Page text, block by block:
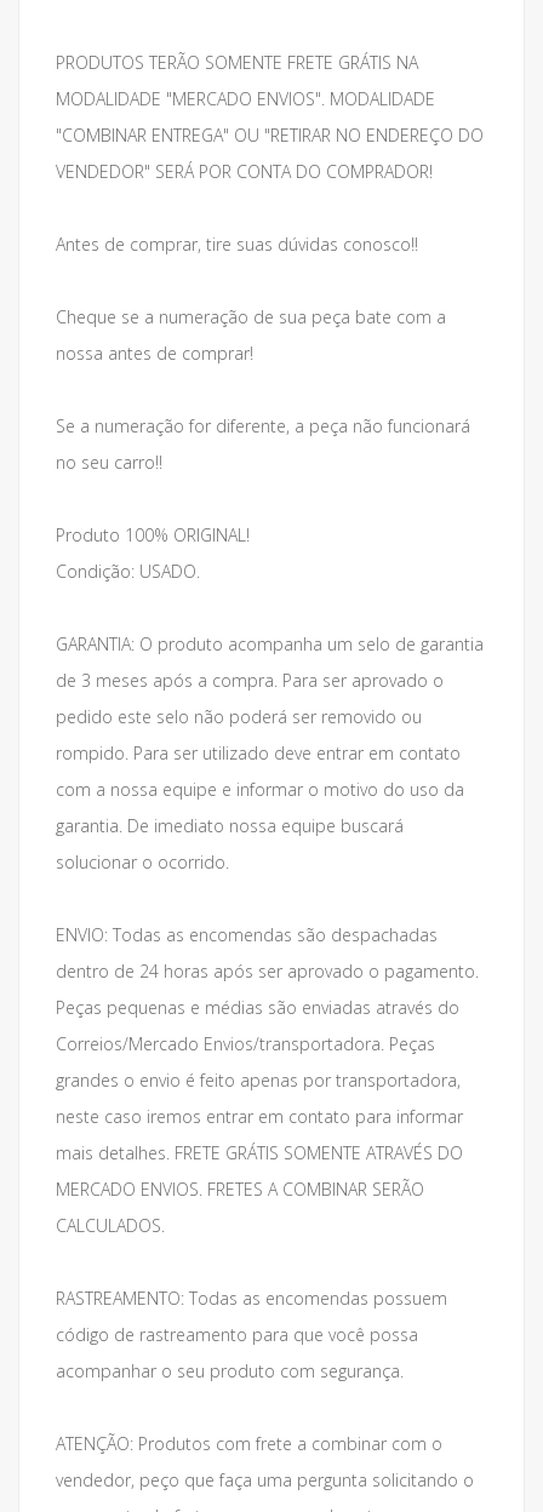
PRODUTOS TERÃO SOMENTE FRETE GRÁTIS NA
MODALIDADE "MERCADO ENVIOS". MODALIDADE
"COMBINAR ENTREGA" OU "RETIRAR NO ENDEREÇO DO
VENDEDOR" SERÁ POR CONTA DO COMPRADOR!
Antes de comprar, tire suas dúvidas conosco!!
Cheque se a numeração de sua peça bate com a
nossa antes de comprar!
Se a numeração for diferente, a peça não funcionará
no seu carro!!
Produto 100% ORIGINAL!
Condição: USADO.
GARANTIA: O produto acompanha um selo de garantia
de 3 meses após a compra. Para ser aprovado o
pedido este selo não poderá ser removido ou
rompido. Para ser utilizado deve entrar em contato
com a nossa equipe e informar o motivo do uso da
garantia. De imediato nossa equipe buscará
solucionar o ocorrido.
ENVIO: Todas as encomendas são despachadas
dentro de 24 horas após ser aprovado o pagamento.
Peças pequenas e médias são enviadas através do
Correios/Mercado Envios/transportadora. Peças
grandes o envio é feito apenas por transportadora,
neste caso iremos entrar em contato para informar
mais detalhes. FRETE GRÁTIS SOMENTE ATRAVÉS DO
MERCADO ENVIOS. FRETES A COMBINAR SERÃO
CALCULADOS.
RASTREAMENTO: Todas as encomendas possuem
código de rastreamento para que você possa
acompanhar o seu produto com segurança.
ATENÇÃO: Produtos com frete a combinar com o
vendedor, peço que faça uma pergunta solicitando o